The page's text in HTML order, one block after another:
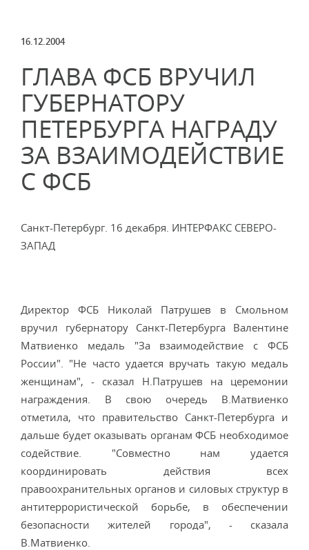
16.12.2004
ГЛАВА ФСБ ВРУЧИЛ
ГУБЕРНАТОРУ
ПЕТЕРБУРГА НАГРАДУ
ЗА ВЗАИМОДЕЙСТВИЕ
С ФСБ
Санкт-Петербург. 16 декабря. ИНТЕРФАКС СЕВЕРО-
ЗАПАД
Директор ФСБ Николай Патрушев в Смольном
вручил губернатору Санкт-Петербурга Валентине
Матвиенко медаль "За взаимодействие с ФСБ
России". "Не часто удается вручать такую медаль
женщинам", - сказал H.Патрушев на церемонии
награждения. В свою очередь В.Матвиенко
отметила, что правительство Санкт-Петербурга и
дальше будет оказывать органам ФСБ необходимое
содействие. "Совместно нам удается
координировать действия всех
правоохранительных органов и силовых структур в
антитеррористической борьбе, в обеспечении
безопасности жителей города", - сказала
В.Матвиенко.